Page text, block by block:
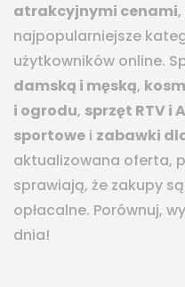
atrakcyjnymi cenami
najpopularniejsze
użytkowników online.
damską i męską,
i ogrodu, sprzęt RTV i
sportowe i zabawki
aktualizowana oferta,
sprawiają, że zakupy
opłacalne. Porównuj,
dnia!